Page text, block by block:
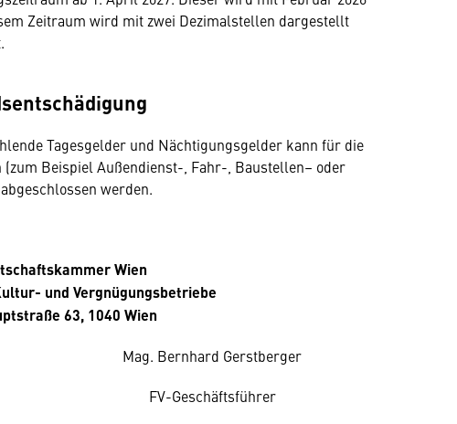
Zeitraum wird mit zwei Dezimalstellen dargestellt
Tagesgelder und Nächtigungsgelder kann für die
(zum Beispiel Außendienst-, Fahr-, Baustellen– oder
werden.
Wien
und Vergnügungsbetriebe
63, 1040 Wien
Mag. Bernhard Gerstberger
FV-Geschäftsführer